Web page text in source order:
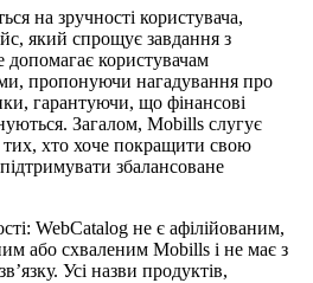
на зручності користувача,
який спрощує завдання з
користувачам
пропонуючи нагадування про
гарантуючи, що фінансові
Загалом, Mobills слугує
хто хоче покращити свою
збалансоване
WebCatalog не є афілійованим,
або схваленим Mobills і не має з
Усі назви продуктів,